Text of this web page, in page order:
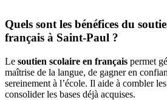
Quels sont les bénéfices du
français à Saint-Paul ?
Le soutien scolaire en français permet
maîtrise de la langue, de gagner en
sereinement à l’école. Il aide à combler
consolider les bases déjà acquises.